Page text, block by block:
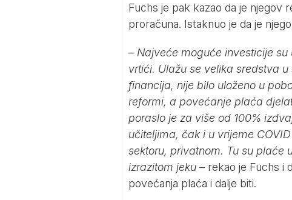
Fuchs je pak kazao da je njegov
proračuna. Istaknuo je da je
–Najveće moguće investicije su
vrtići. Ulažu se velika sredstva
financija, nije bilo uloženo u
reformi, a povećanje plaća
poraslo je za više od 100%
učiteljima, čak i u vrijeme
sektoru, privatnom. Tu su plaće
izrazitom jeku– rekao je Fuchs i
povećanja plaća i dalje biti.